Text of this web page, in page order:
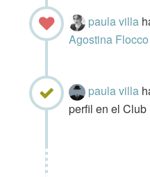
paula villa
Agostina
paula villa
perfil en el Club